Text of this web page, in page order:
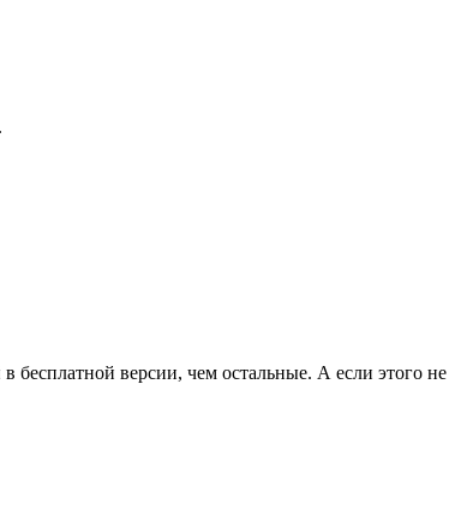
бесплатной версии, чем остальные. А если этого